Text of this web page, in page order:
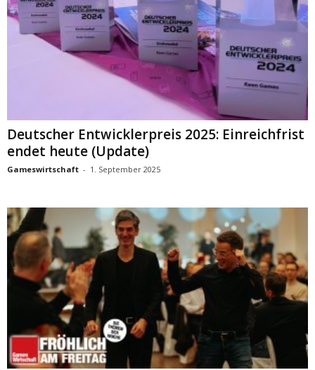
Deutscher Entwicklerpreis 2025: Einreichfrist
endet heute (Update)
Gameswirtschaft - 1. September 2025